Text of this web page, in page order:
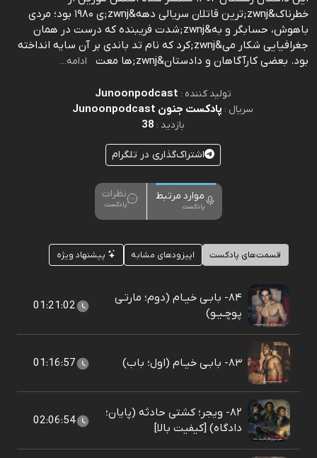
خطرناک&zwnj;ترین قاتلان سریالی دهه&zwnj;ی ۱۹۸۰ بود؛ مردی
باهوش، حسابگر و به&zwnj;شدت فریبنده که درست در همان
جغرافیایی شکار می&zwnj;کرد که نام تد باندی بر آن سایه انداخته
بود. بعضی کارآگاهان و دادستان&zwnj;ها معت
ادامه...
تولید کننده : Junoonpodcast
سریال : پادکست جنون Junoonpodcast
بازدید : 38
اشتراک‌گذاری در تلگرام
موارد مرتبط
پادکست
نظرات
پادکست
قسمت‌های پادکست اپیزودهای مشابه پیشنهاد ویژه
۸۴- بابـی خیـام (دوم؛ مارتـی
پوچـیـو)
01:21:02
۸۳- بابـی خیـام (اول؛ باب) 01:16:57
۸۲- ویجر؛ کشتی حادثه (پایان؛
دادگاه) [کیفیت بالا]
02:06:54